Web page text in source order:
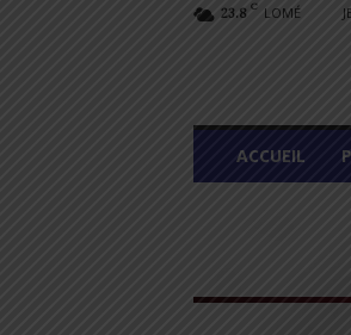
23.8 C LOMÉ
L
M
ACCUEIL